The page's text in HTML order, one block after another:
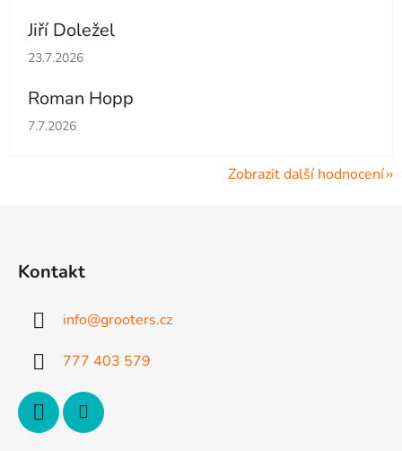
Jiří Doležel
Hodnocení obchodu je 5 z 5 hvězdiček.
23.7.2026
Roman Hopp
Hodnocení obchodu je 5 z 5 hvězdiček.
7.7.2026
Zobrazit další hodnocení
Kontakt
info@grooters.cz
777 403 579